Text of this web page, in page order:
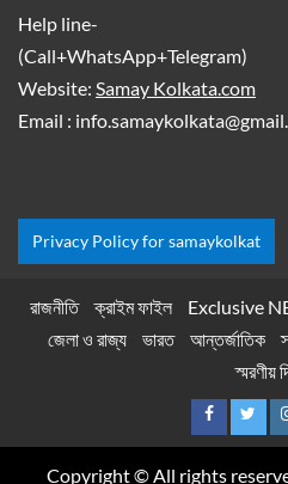
Help line-
(Call+WhatsApp+Telegram)
Website: Samay Kolkata.com
Email :
Privacy Policy for samaykolkat
রাজনীতি ক্রাইম ফাইল Exclusive
জেলা ও রাজ্য
ভারত আন্তর্জাতিক
স্মরণীয়
Copyright © All rights